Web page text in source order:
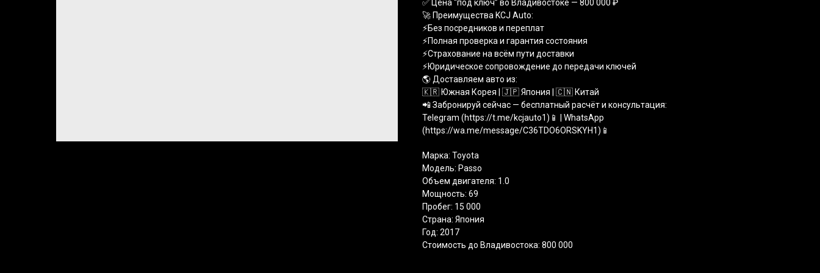
✅ Цена “под ключ” во Владивостоке — 800 000 ₽
🚀 Преимущества KCJ Auto:
⚡️Без посредников и переплат
⚡️Полная проверка и гарантия состояния
⚡️Страхование на всём пути доставки
⚡️Юридическое сопровождение до передачи ключей
🌎 Доставляем авто из:
🇰🇷 Южная Корея | 🇯🇵 Япония | 🇨🇳 Китай
📲 Забронируй сейчас — бесплатный расчёт и консультация:
Telegram (https://t.me/kcjauto1)📱 | WhatsApp
(https://wa.me/message/C36TDO6ORSKYH1)📱
Марка: Toyota
Модель: Passo
Объем двигателя: 1.0
Мощность: 69
Пробег: 15 000
Страна: Япония
Год: 2017
Стоимость до Владивостока: 800 000